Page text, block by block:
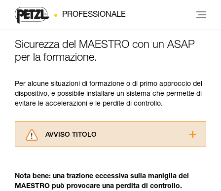
PROFESSIONALE
Sicurezza del MAESTRO con un ASAP
per la formazione.
Per alcune situazioni di formazione o di primo approccio del
dispositivo, è possibile installare un sistema che permette di
evitare le accelerazioni e le perdite di controllo.
AVVISO TITOLO
consultarlo. Dovete aver compreso le
informazioni dell’istruzione tecnica per poter
Nota bene: una trazione eccessiva sulla maniglia del
MAESTRO può provocare una perdita di controllo.